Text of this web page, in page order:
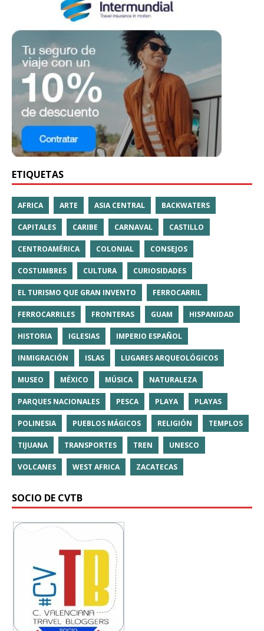
ETIQUETAS
AFRICA ARTE ASIA CENTRAL BACKWATERS
CAPITALES CARIBE CARNAVAL CASTILLO
CENTROAMÉRICA COLONIAL CONSEJOS
COSTUMBRES CULTURA CURIOSIDADES
EL TURISMO QUE GRAN INVENTO FERROCARRIL
FERROCARRILES FRONTERAS GUAM HISPANIDAD
HISTORIA IGLESIAS IMPERIO ESPAÑOL
INMIGRACIÓN ISLAS LUGARES ARQUEOLÓGICOS
MUSEO MÉXICO MÚSICA NATURALEZA
PARQUES NACIONALES PESCA PLAYA PLAYAS
POLINESIA PUEBLOS MÁGICOS RELIGIÓN TEMPLOS
TIJUANA TRANSPORTES TREN UNESCO
VOLCANES WEST AFRICA ZACATECAS
SOCIO DE CVTB